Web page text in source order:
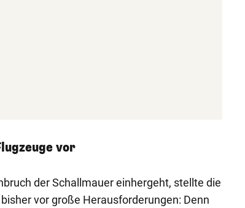
vor
der Schallmauer einhergeht, stellte die
vor große Herausforderungen: Denn